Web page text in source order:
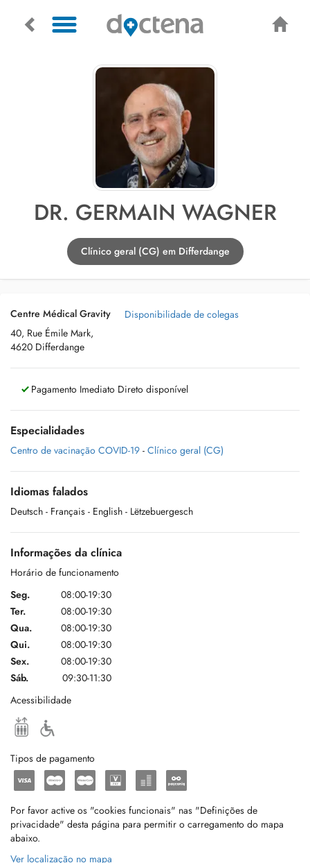
DR. GERMAIN WAGNER
Clínico geral (CG) em Differdange
Centre Médical Gravity
40, Rue Émile Mark,
4620 Differdange
Disponibilidade de colegas
Pagamento Imediato Direto disponível
Especialidades
Centro de vacinação COVID-19 - Clínico geral (CG)
Idiomas falados
Deutsch - Français - English - Lëtzebuergesch
Informações da clínica
Horário de funcionamento
Seg.
08:00-19:30
Ter.
08:00-19:30
Qua.
08:00-19:30
Qui.
08:00-19:30
Sex.
08:00-19:30
Sáb.
09:30-11:30
Acessibilidade
Tipos de pagamento
Por favor active os "cookies funcionais" nas "Definições de
privacidade" desta página para permitir o carregamento do mapa
abaixo.
Ver localização no mapa